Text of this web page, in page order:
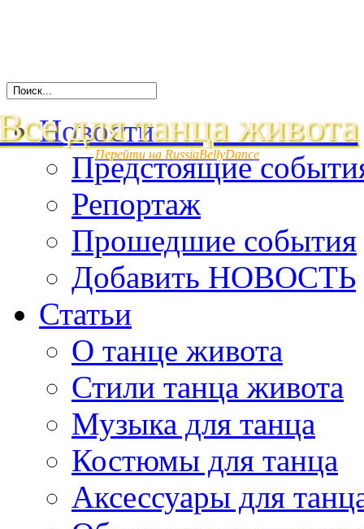
для танца живота
Перейти на RussiaBellyDance
Новости
Предстоящие
Репортаж
Прошедшие события
Добавить НОВОСТЬ
Статьи
О танце живота
Стили танца живота
Музыка для танца
Костюмы для танца
Аксессуары для